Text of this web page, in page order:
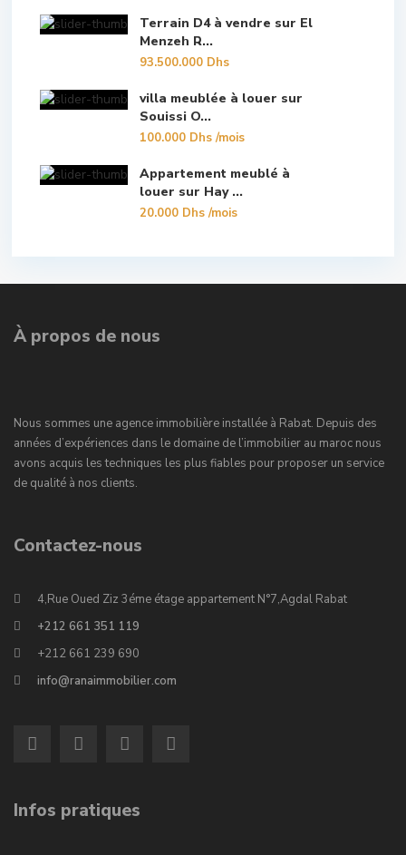
Terrain D4 à vendre sur El
Menzeh R...
93.500.000 Dhs
villa meublée à louer sur
Souissi O...
100.000 Dhs/mois
Appartement meublé à
louer sur Hay ...
20.000 Dhs/mois
À propos de nous
Nous sommes une agence immobilière installée à Rabat. Depuis des
années d’expériences dans le domaine de l’immobilier au maroc nous
avons acquis les techniques les plus fiables pour proposer un service
de qualité à nos clients.
Contactez-nous
4,Rue Oued Ziz 3éme étage appartement N°7,Agdal Rabat
+212 661 351 119
+212 661 239 690
info@ranaimmobilier.com
Infos pratiques